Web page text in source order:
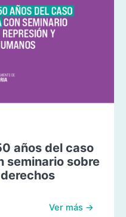
años del caso
seminario sobre
Ver más →